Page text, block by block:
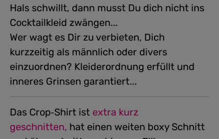
Hals schwillt, dann musst Du dich nicht ins
Cocktailkleid zwängen...
Wer wagt es Dir zu verbieten, Dich
kurzzeitig als männlich oder divers
einzuordnen? Kleiderordnung erfüllt und
inneres Grinsen garantiert...
Das Crop‑Shirt ist extra kurz
geschnitten, hat einen weiten boxy Schnitt